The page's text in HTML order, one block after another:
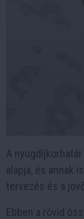
A
alapja, és annak
tervezés és a
Ebben a rövid